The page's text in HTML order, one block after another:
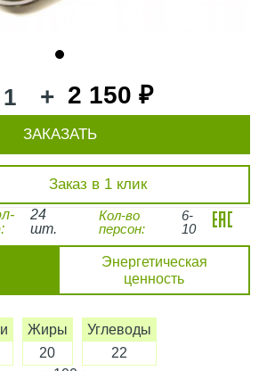
+ 2 150 ₽
Заказ в 1 клик
ЗАКАЗАТЬ
24
шт.
Кол-во
персон:
6-
10
Энергетическая
ценность
Жиры
20
Углеводы
22